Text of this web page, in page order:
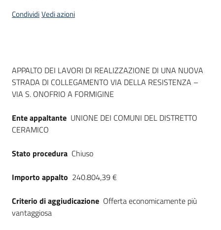
CondividiVedi azioni
Dati del bando
APPALTO DEI LAVORI DI REALIZZAZIONE DI UNA NUOVA
STRADA DI COLLEGAMENTO VIA DELLA RESISTENZA –
VIA S. ONOFRIO A FORMIGINE
Ente appaltante UNIONE DEI COMUNI DEL DISTRETTO
CERAMICO
Stato procedura Chiuso
Importo appalto 240.804,39 €
Criterio di aggiudicazione Offerta economicamente più
vantaggiosa